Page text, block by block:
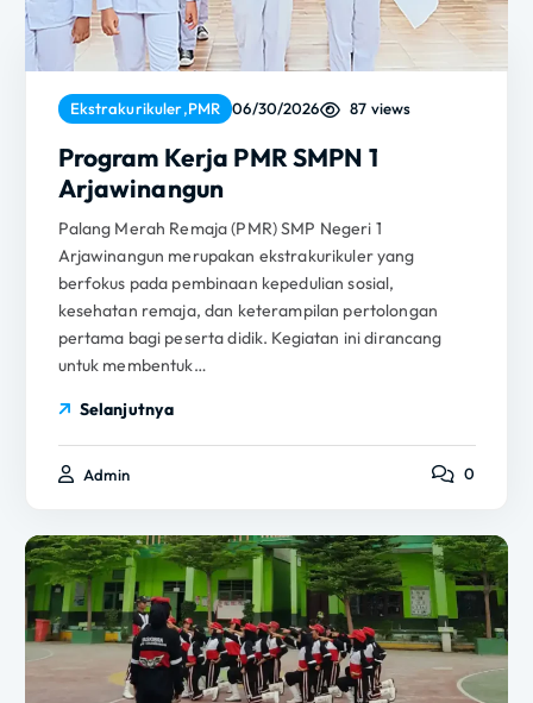
Ekstrakurikuler,PMR 06/30/2026 87 views
Program Kerja PMR SMPN 1
Arjawinangun
Palang Merah Remaja (PMR) SMP Negeri 1
Arjawinangun merupakan ekstrakurikuler yang
berfokus pada pembinaan kepedulian sosial,
kesehatan remaja, dan keterampilan pertolongan
pertama bagi peserta didik. Kegiatan ini dirancang
untuk membentuk…
Selanjutnya
Admin 0